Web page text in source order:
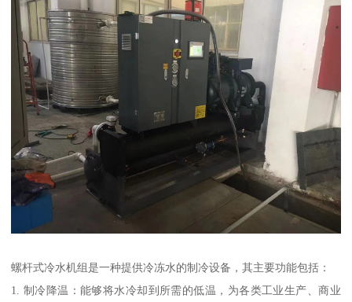
螺杆式冷水机组是一种提供冷冻水的制冷设备，其主要功能包括：
1. 制冷降温：能够将水冷却到所需的低温，为各类工业生产、商业